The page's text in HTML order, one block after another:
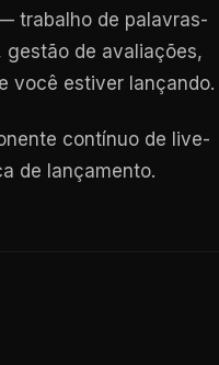
trabalho de palavras-
de avaliações,
você estiver lançando.
contínuo de live-
de lançamento.